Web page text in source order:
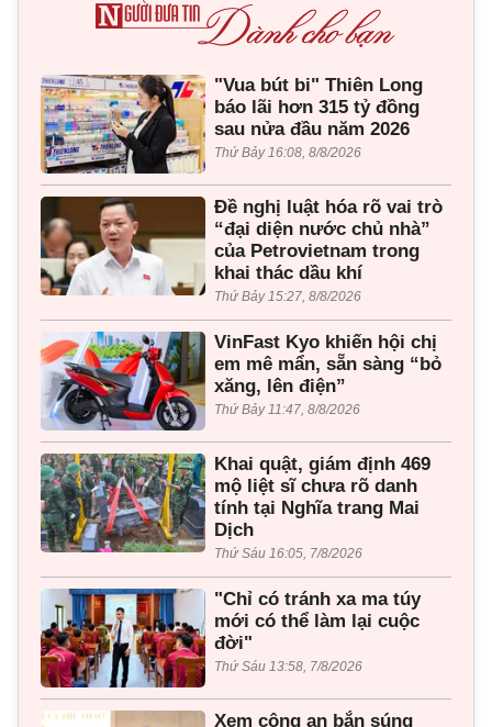
"Vua bút bi" Thiên Long
báo lãi hơn 315 tỷ đồng
sau nửa đầu năm 2026
Thứ Bảy 16:08, 8/8/2026
Đề nghị luật hóa rõ vai trò
“đại diện nước chủ nhà”
của Petrovietnam trong
khai thác dầu khí
Thứ Bảy 15:27, 8/8/2026
VinFast Kyo khiến hội chị
em mê mẩn, sẵn sàng “bỏ
xăng, lên điện”
Thứ Bảy 11:47, 8/8/2026
Khai quật, giám định 469
mộ liệt sĩ chưa rõ danh
tính tại Nghĩa trang Mai
Dịch
Thứ Sáu 16:05, 7/8/2026
"Chỉ có tránh xa ma túy
mới có thể làm lại cuộc
đời"
Thứ Sáu 13:58, 7/8/2026
Xem công an bắn súng